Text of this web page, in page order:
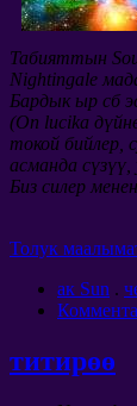
Табияттын
Nightingale
Бардык ыр сб
(On lucika
токой бийлер,
асманда
Биз силер
Толук
ак Sun .
титирөө